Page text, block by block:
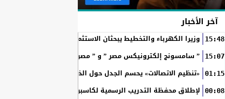
آخر الأخبار
15:48 وزيرا الكهرباء والتخطيط يبحثان الاستثمارات والشراكات
15:07 ” سامسونج إلكترونيكس مصر ” و ” مصر للطيران ” يجددان
01:15 «تنظيم الاتصالات» يحسم الجدل حول الخطوط المسجلة بأسماء
00:08 RAKICT تعلن عن شراكة استراتيجية مع MCS لإطلاق محفظة التدريب الرسمية لكاسبرسكي